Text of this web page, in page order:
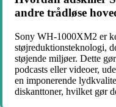
andre trådløse
Sony WH-1000XM2 er
støjreduktionsteknologi,
støjende miljøer. Dette
podcasts eller videoer,
en imponerende
diskanttoner, hvilket gør